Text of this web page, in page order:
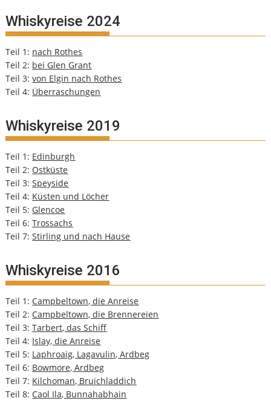
Whiskyreise 2024
Teil 1: nach Rothes
Teil 2: bei Glen Grant
Teil 3:von Elgin nach Rothes
Teil 4: Überraschungen
Whiskyreise 2019
Teil 1: Edinburgh
Teil 2: Ostküste
Teil 3:Speyside
Teil 4: Küsten und Löcher
Teil 5: Glencoe
Teil 6:Trossachs
Teil 7:Stirling und nach Hause
Whiskyreise 2016
Teil 1: Campbeltown, die Anreise
Teil 2: Campbeltown, die Brennereien
Teil 3:Tarbert, das Schiff
Teil 4: Islay, die Anreise
Teil 5: Laphroaig, Lagavulin, Ardbeg
Teil 6: Bowmore, Ardbeg
Teil 7: Kilchoman, Bruichladdich
Teil 8: Caol Ila, Bunnahabhain